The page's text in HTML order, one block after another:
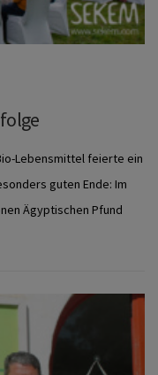
Lebensmittel feierte ein
guten Ende: Im
Ägyptischen Pfund